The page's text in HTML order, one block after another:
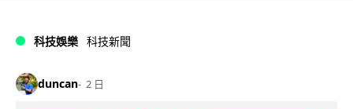
科技娛樂 科技新聞
duncan 2 日